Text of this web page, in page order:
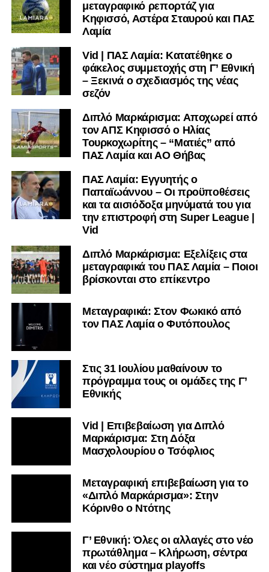
μαθαίνετε πρώτοι τα κυανόλευκα νέα στην Ελλάδα και τον
υπόλοιπο κόσμο. Ακολουθήστε το lamiara.gr στο
μαθαίνετε σε χρόνο dt όλα τα νέα.
μεταγραφικό ρεπορτάζ για
Κηφισσό, Αστέρα Σταυρού και ΠΑΣ
Λαμία
Vid | ΠΑΣ Λαμία: Κατατέθηκε ο
φάκελος συμμετοχής στη Γ’ Εθνική
– Ξεκινά ο σχεδιασμός της νέας
σεζόν
Διπλό Μαρκάρισμα: Αποχωρεί από
τον ΑΠΣ Κηφισσό ο Ηλίας
Τουρκοχωρίτης – “Ματιές” από
ΠΑΣ Λαμία και ΑΟ Θήβας
ΠΑΣ Λαμία: Εγγυητής ο
Παπαϊωάννου – Οι προϋποθέσεις
και τα αισιόδοξα μηνύματά του για
την επιστροφή στη Super League |
Vid
Διπλό Μαρκάρισμα: Εξελίξεις στα
μεταγραφικά του ΠΑΣ Λαμία – Ποιοι
βρίσκονται στο επίκεντρο
Μεταγραφικά: Στον Φωκικό από
τον ΠΑΣ Λαμία ο Φυτόπουλος
Στις 31 Ιουλίου μαθαίνουν το
πρόγραμμα τους οι ομάδες της Γ’
Εθνικής
Vid | Επιβεβαίωση για Διπλό
Μαρκάρισμα: Στη Δόξα
Μασχολουρίου ο Τσόφλιος
Μεταγραφική επιβεβαίωση για το
«Διπλό Μαρκάρισμα»: Στην
Κόρινθο ο Ντότης
Γ’ Εθνική: Όλες οι αλλαγές στο νέο
πρωτάθλημα – Κλήρωση, σέντρα
και νέο σύστημα playoffs